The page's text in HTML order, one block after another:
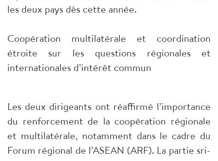
les deux pays dès cette année.
Coopération multilatérale et coordination
étroite sur les questions régionales et
internationales d’intérêt commun
Les deux dirigeants ont réaffirmé l’importance
du renforcement de la coopération régionale
et multilatérale, notamment dans le cadre du
Forum régional de l’ASEAN (ARF). La partie sri-